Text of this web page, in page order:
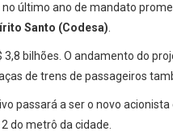
último ano de mandato
Santo (Codesa)
bilhões. O andamento do
de trens de passageiros
passará a ser o novo
do metrô da cidade.